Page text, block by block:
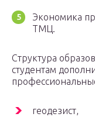
Экономика
ТМЦ.
Структура
студентам
геодезист,